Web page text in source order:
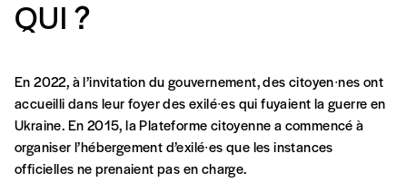
QUI ?Formulaire de
commande
A partir de 2021,
Imag, le magazine de
l’interculturel,
vous est proposé à
Le prix libre est un mode de fixation du prix
En 2022, à l’invitation du gouvernement, des citoyen∙nes ont
accueilli dans leur foyer des exilé∙es qui fuyaient la guerre en
Ukraine. En 2015, la Plateforme citoyenne a commencé à
organiser l’hébergement d’exilé∙es que les instances
officielles ne prenaient pas en charge.